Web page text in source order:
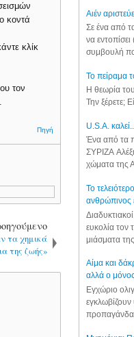
κοντά
κλίκ
τον
Πηγή
τα χημικά
της ζωής»
Aιέν
Σε ένα από
να
συμβουλή
Το πείραμα
Η θεωρία
Την ξέρετε;
U.S.A.
Ένα από τα
ΣΥΡΙΖΑ
χώματα της
Το
ανθρώπινος
ευκολία τον
μιάσματα
Αίμα και
αλλά ο
Εγχώριο